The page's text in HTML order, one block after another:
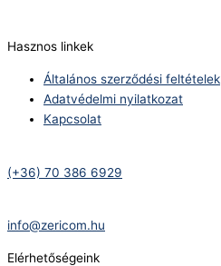
Hasznos linkek
Általános szerződési feltételek
Adatvédelmi nyilatkozat
Kapcsolat
(+36) 70 386 6929
info@zericom.hu
Elérhetőségeink